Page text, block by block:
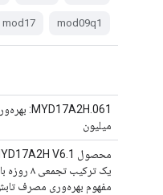
mod09q1
mod17
میلیون
مفهوم بهره‌وری مصرف